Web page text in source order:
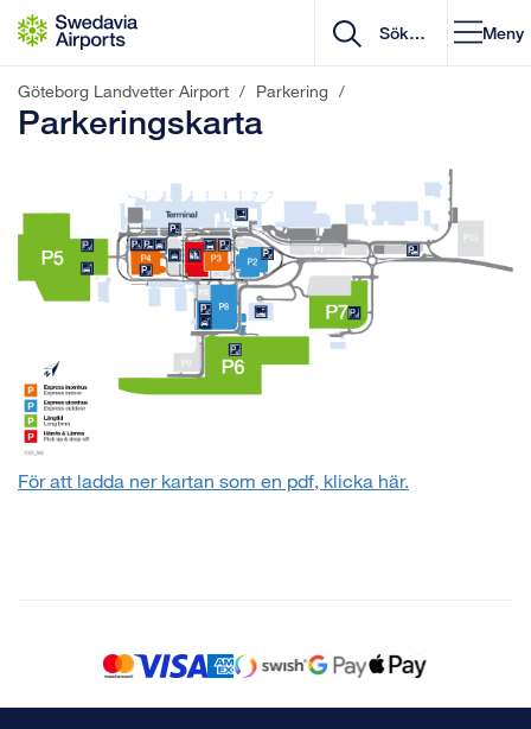
Gå till innehåll
Meny
Göteborg Landvetter Airport / Parkering /
Parkeringskarta
För att ladda ner kartan som en pdf, klicka här.